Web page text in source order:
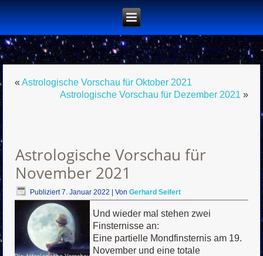
«Astrologische Vorschau für Oktober 2021
Astrologische Vorschau für Dezember 2021 »
Astrologische Vorschau für
November 2021
Publiziert 7. Januar 2022 |Von Gerhard Seifert
Und wieder mal stehen zwei
Finsternisse an:
Eine partielle Mondfinsternis am 19.
November und eine totale